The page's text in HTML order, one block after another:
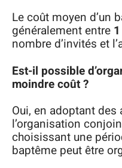
Le coût moyen d’un
généralement entre
nombre d’invités et
Est-il possible
moindre coût ?
Oui, en adoptant
l’organisation
choisissant une
baptême peut être